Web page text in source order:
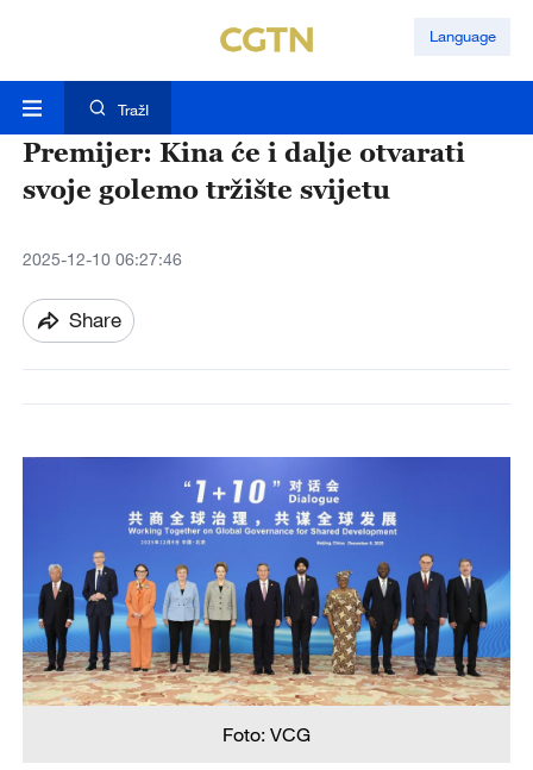
Language
TražI
Premijer: Kina će i dalje otvarati
svoje golemo tržište svijetu
2025-12-10 06:27:46
Share
Foto: VCG